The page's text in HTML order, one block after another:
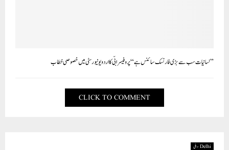
”لسانیات سب سے بڑی فارنسک سائنس ہے“ پروفیسر ابّی کا اردو یونیورسٹی میں خصوصی خطاب
CLICK TO COMMENT
Delhi دہلی